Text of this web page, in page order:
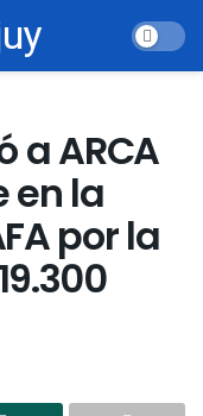
a ARCA
en la
por la